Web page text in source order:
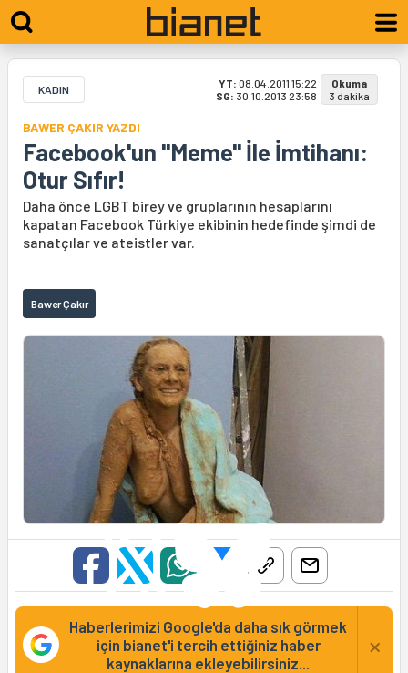
KADIN YT: 08.04.2011 15:22
SG: 30.10.2013 23:58
Okuma
3 dakika
BAWER ÇAKIR YAZDI
Facebook'un "Meme" İle İmtihanı:
Otur Sıfır!
Daha önce LGBT birey ve gruplarının hesaplarını
kapatan Facebook Türkiye ekibinin hedefinde şimdi de
sanatçılar ve ateistler var.
Bawer Çakır
Haberlerimizi Google'da daha sık görmek
için bianet'i tercih ettiğiniz haber
kaynaklarına ekleyebilirsiniz...
×